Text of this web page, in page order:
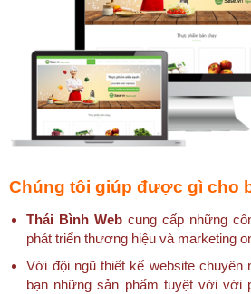
Chúng tôi giúp được gì cho
Thái Bình Web cung cấp những
phát triển thương hiệu và marketing
Với đội ngũ thiết kế website chuyên
bạn những sản phẩm tuyệt vời với